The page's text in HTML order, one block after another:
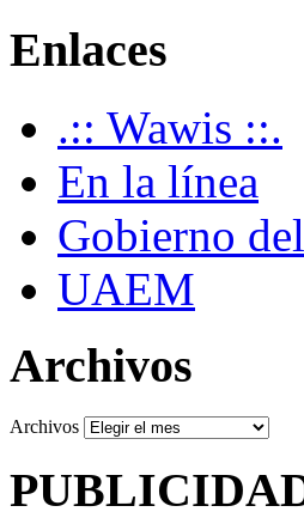
Enlaces
.:: Wawis ::.
En la línea
Gobierno
UAEM
Archivos
Archivos